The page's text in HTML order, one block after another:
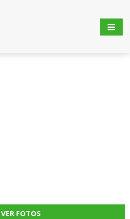
VER FOTOS